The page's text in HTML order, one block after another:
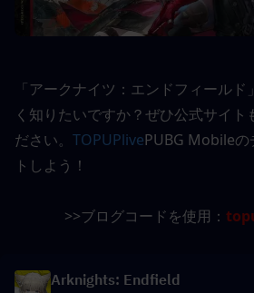
「アークナイツ：エンドフィール
く知りたいですか？ぜひ公式サイト
ださい。 TOPUPlivePUBG Mobileの
トしよう！
>>ブログコードを使用：
Arknights: Endfield